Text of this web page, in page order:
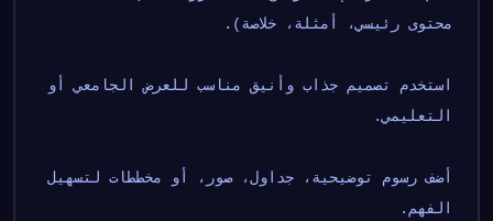
محتوى رئيسي، أمثلة، خلاصة).
التعليمي.
الفهم.